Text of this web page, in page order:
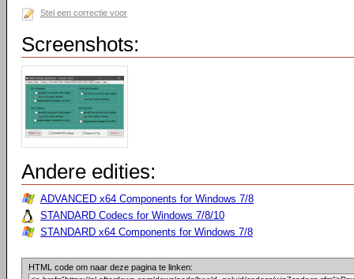
Stel een correctie voor
Screenshots:
Andere edities:
ADVANCED x64 Components for Windows 7/8
STANDARD Codecs for Windows 7/8/10
STANDARD x64 Components for Windows 7/8
HTML code om naar deze pagina te linken: